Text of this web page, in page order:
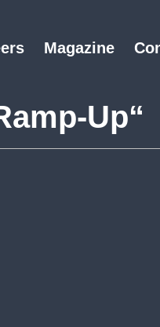
Magazine
Up“